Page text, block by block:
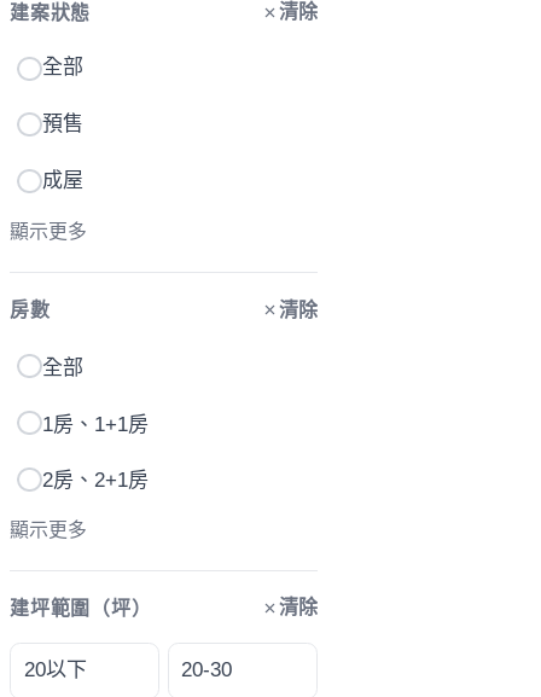
建案狀態 清除
全部
預售
成屋
顯示更多
房數 清除
全部
1房、1+1房
2房、2+1房
顯示更多
建坪範圍（坪） 清除
20以下 20-30